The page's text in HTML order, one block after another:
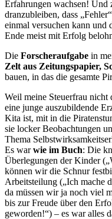
Erfahrungen wachsen! Und
dranzubleiben, dass
einmal versuchen kann und
Ende meist mit Erfolg
Die Forscheraufgabe in
Zelt aus Zeitungspapier,
bauen, in das die gesamte
Weil meine Steuerfrau
eine junge auszubildende
Kita ist, mit in die
sie locker Beobachtungen
Thema
Es warwie im Buch: Die
Überlegungen der Kinder
können wir die Schnur
Arbeitsteilung („Ich mache
da müssen wir ja noch viel
bis zur Freude über den
geworden!“) – es war alles